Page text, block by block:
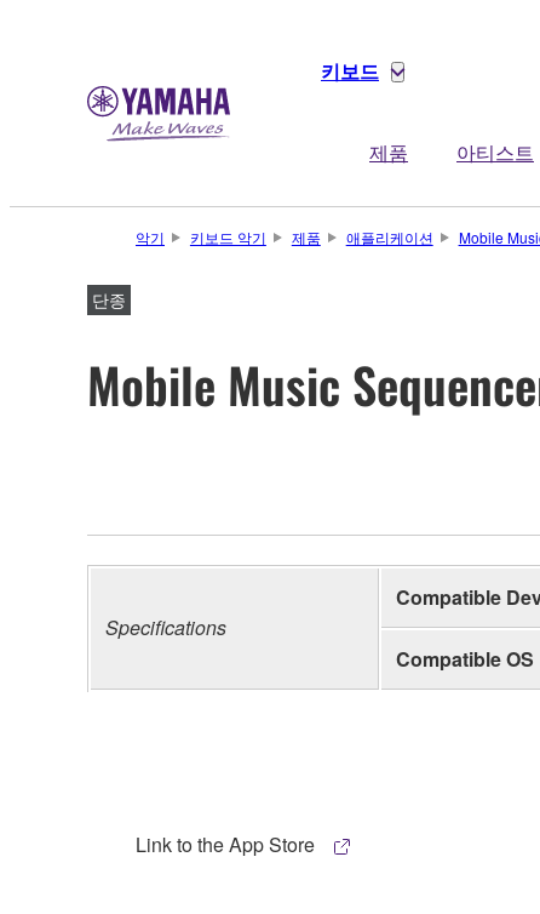
키보드
제품 아티스트
악기 키보드 악기 제품 애플리케이션 Mobile
단종
Mobile Music
Specifications
Compatible
Compatible OS
Link to the App Store